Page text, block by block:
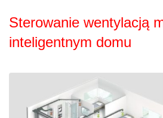
Sterowanie wentylacją
inteligentnym domu